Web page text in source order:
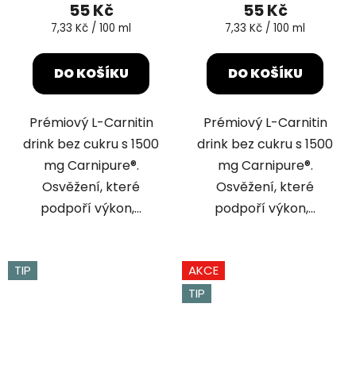
55 Kč
Měrná
7,33 Kč / 100 ml
DO KOŠÍKU
Prémiový L-Carnitin
drink bez cukru s 1500
mg Carnipure®.
Osvěžení, které
podpoří výkon,...
je
z
55 Kč
Měrná
7,33 Kč / 100 ml
DO KOŠÍKU
Prémiový L-Carnitin
drink bez cukru s 1500
mg Carnipure®.
Osvěžení, které
podpoří výkon,...
TIP
AKCE
TIP